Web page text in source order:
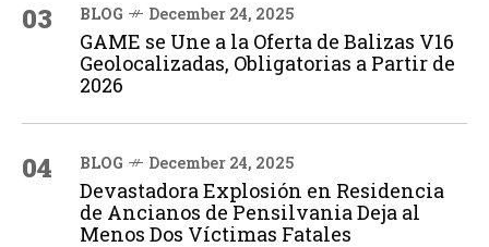
03 BLOG December 24, 2025
GAME se Une a la Oferta de Balizas V16
Geolocalizadas, Obligatorias a Partir de
2026
04 BLOG December 24, 2025
Devastadora Explosión en Residencia
de Ancianos de Pensilvania Deja al
Menos Dos Víctimas Fatales